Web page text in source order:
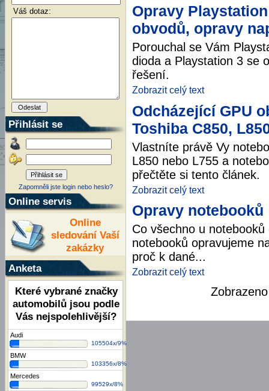
Váš dotaz:
Přihlásit se
Zapomněli jste login nebo heslo?
Online servis
Online
sledování Vaší
zakázky
Anketa
Které vybrané značky
automobilů jsou podle
Vás nejspolehlivější?
Audi
105504x/9%
BMW
103356x/8%
Mercedes
99529x/8%
Opravy
obvodů, opravy
Porouchal se Vám
dioda a Playstation 3 se
řešení.
Zobrazit celý text
Odcházející GPU
Toshiba C850,
Vlastníte právě Vy
L850 nebo L755 a
přečtěte si tento článek.
Zobrazit celý text
Opravy notebooků
Co všechno u
notebooků opravujeme
proč k dané...
Zobrazit celý text